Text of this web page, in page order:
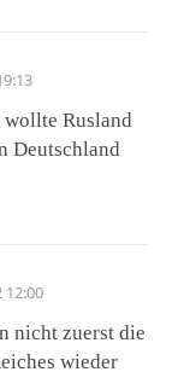
Rusland
Deutschland
12:00
nicht zuerst die
wieder